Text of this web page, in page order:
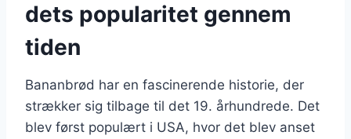
dets popularitet gennem
tiden
Bananbrød har en fascinerende historie, der
strækker sig tilbage til det 19. århundrede. Det
blev først populært i USA, hvor det blev anset